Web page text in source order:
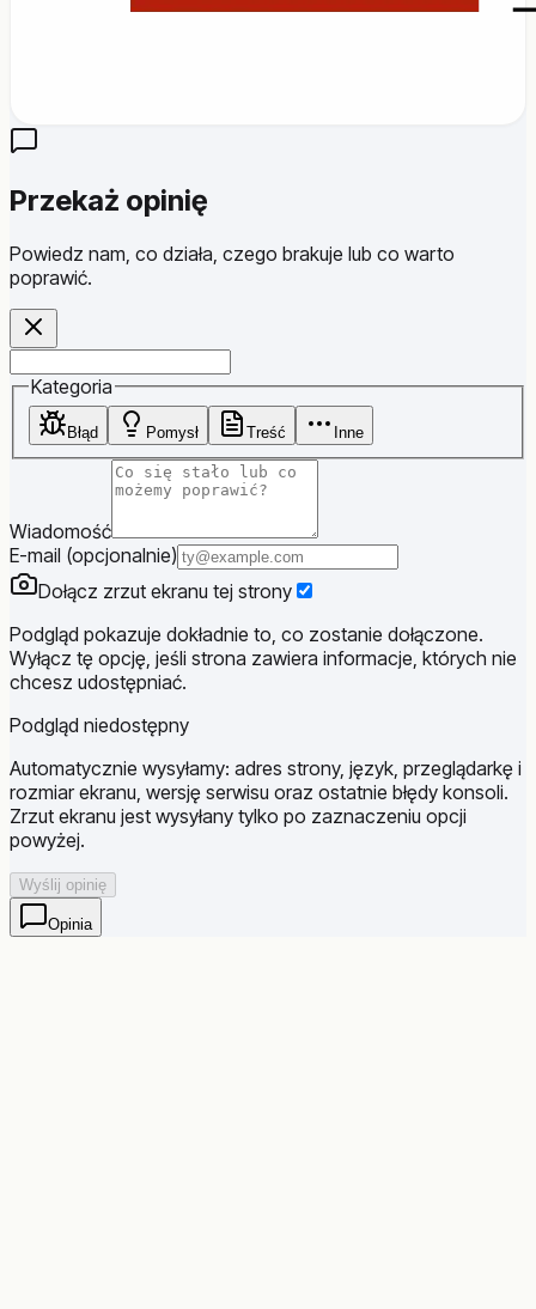
Przekaż opinię
Powiedz nam, co działa, czego brakuje lub co warto
poprawić.
Kategoria
Błąd Pomysł Treść Inne
Wiadomość
E-mail (opcjonalnie)
Dołącz zrzut ekranu tej strony
Podgląd pokazuje dokładnie to, co zostanie dołączone.
Wyłącz tę opcję, jeśli strona zawiera informacje, których nie
chcesz udostępniać.
Podgląd niedostępny
Automatycznie wysyłamy: adres strony, język, przeglądarkę i
rozmiar ekranu, wersję serwisu oraz ostatnie błędy konsoli.
Zrzut ekranu jest wysyłany tylko po zaznaczeniu opcji
powyżej.
Wyślij opinię
Opinia